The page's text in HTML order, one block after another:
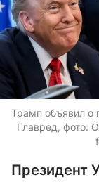
Трамп объявил
Главред, фото:
Президент